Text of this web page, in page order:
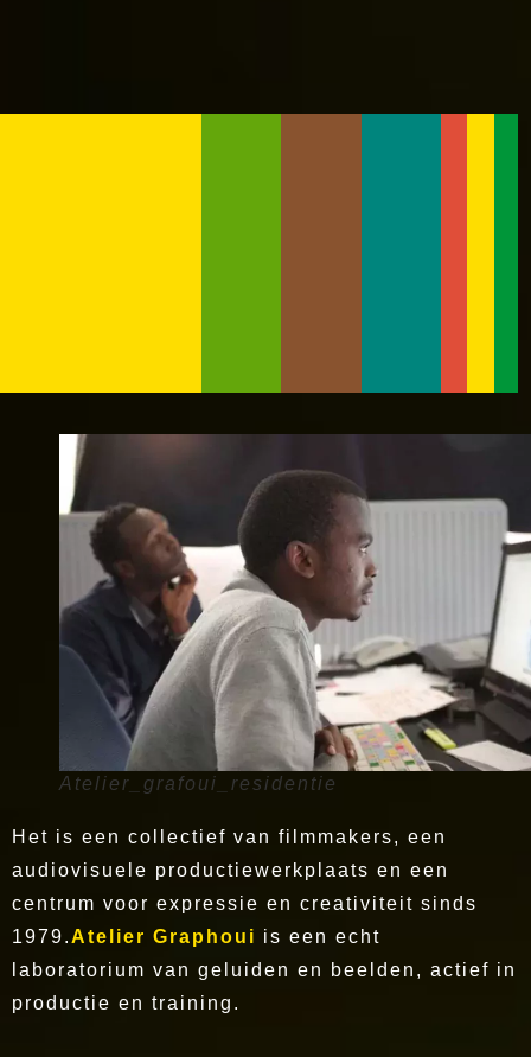
Atelier_grafoui_residentie
Het is een collectief van filmmakers, een
audiovisuele productiewerkplaats en een
centrum voor expressie en creativiteit sinds
1979. Atelier Graphoui is een echt
laboratorium van geluiden en beelden, actief in
productie en training.